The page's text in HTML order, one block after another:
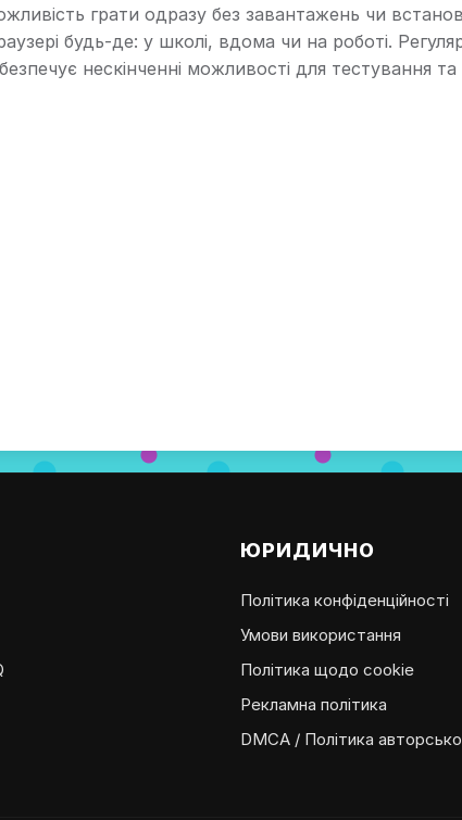
грати одразу без завантажень чи
будь-де: у школі, вдома чи на роботі.
нескінченні можливості для тестування
ЮРИДИЧНО
Політика конфіденційності
Умови використання
Політика щодо cookie
Рекламна політика
DMCA / Політика